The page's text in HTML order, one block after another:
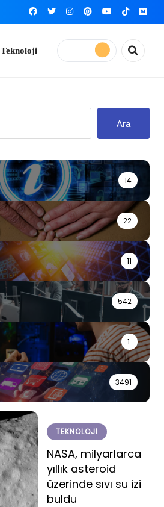
Ara
14
22
11
542
1
3491
TEKNOLOJI
NASA, milyarlarca
yıllık asteroid
üzerinde sıvı su izi
buldu